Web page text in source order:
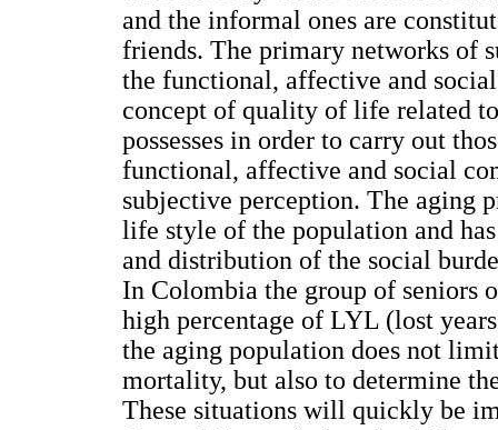
and the informal ones are
friends. The primary networks of
the functional, affective and
concept of quality of life related
possesses in order to carry out
functional, affective and social
subjective perception. The aging
life style of the population and
and distribution of the social
In Colombia the group of seniors
high percentage of LYL (lost
the aging population does not
mortality, but also to determine
These situations will quickly be